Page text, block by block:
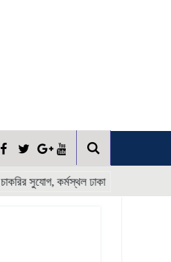
কর্মস্থল ঢাকা * * * *